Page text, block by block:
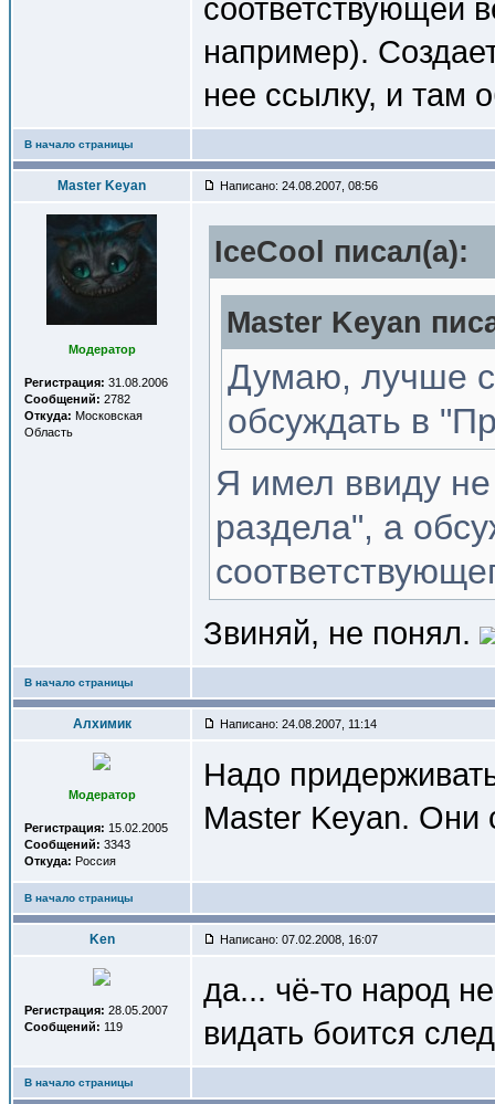
соответствующей
например).
нее ссылку, и там
В начало страницы
Master Keyan Написано: 24.08.2007, 08:56
Модератор
Регистрация: 31.08.2006
Сообщений: 2782
Откуда: Московская
Область
IceCool писал(a):
Master Keyan
Думаю, лучше
обсуждать в
Я имел ввиду
раздела", а
Звиняй, не понял.
В начало страницы
Алхимик Написано: 24.08.2007, 11:14
Модератор
Регистрация: 15.02.2005
Сообщений: 3343
Откуда: Россия
Надо
Master Keyan. Они
В начало страницы
Ken Написано: 07.02.2008, 16:07
Регистрация: 28.05.2007
Сообщений: 119
да... чё-то народ
видать боится
В начало страницы